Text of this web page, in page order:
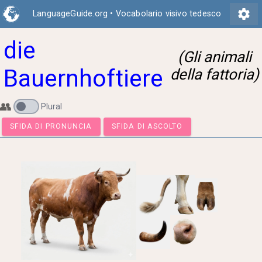
LanguageGuide.org • Vocabolario visivo tedesco settings
die
Bauernhoftiere
(Gli animali
della fattoria)
👥 Plural